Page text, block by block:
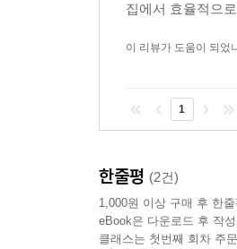
집에서 효율적으
이 리뷰가 도움이 되었
1
한줄평 (2건)
1,000원 이상 구매 후 한
eBook은 다운로드 후 작
클래스는 첫번째 회차 주